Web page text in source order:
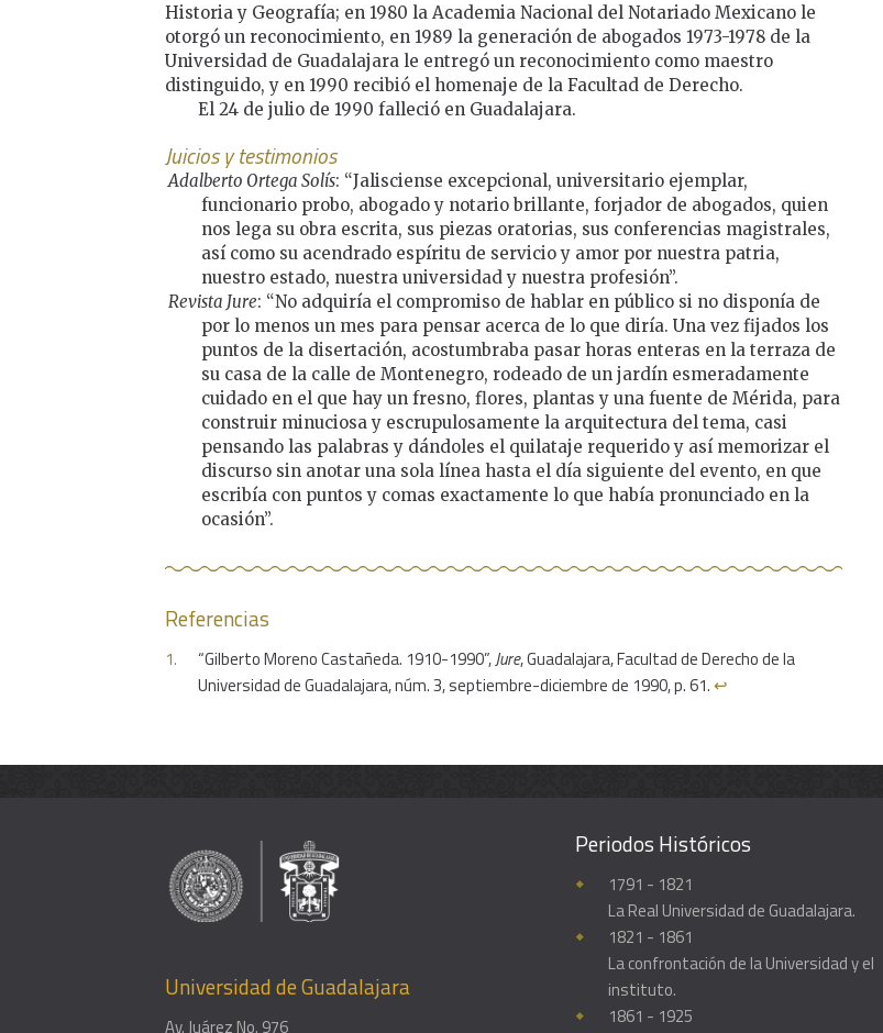
Historia y Geografía; en 1980 la Academia Nacional del Notariado Mexicano le
otorgó un reconocimiento, en 1989 la generación de abogados 1973-1978 de la
Universidad de Guadalajara le entregó un reconocimiento como maestro
distinguido, y en 1990 recibió el homenaje de la Facultad de Derecho.
El 24 de julio de 1990 falleció en Guadalajara.
Juicios y testimonios
Adalberto Ortega Solís: “Jalisciense excepcional, universitario ejemplar,
funcionario probo, abogado y notario brillante, forjador de abogados, quien
nos lega su obra escrita, sus piezas oratorias, sus conferencias magistrales,
así como su acendrado espíritu de servicio y amor por nuestra patria,
nuestro estado, nuestra universidad y nuestra profesión”.
Revista Jure: “No adquiría el compromiso de hablar en público si no disponía de
por lo menos un mes para pensar acerca de lo que diría. Una vez fijados los
puntos de la disertación, acostumbraba pasar horas enteras en la terraza de
su casa de la calle de Montenegro, rodeado de un jardín esmeradamente
cuidado en el que hay un fresno, flores, plantas y una fuente de Mérida, para
construir minuciosa y escrupulosamente la arquitectura del tema, casi
pensando las palabras y dándoles el quilataje requerido y así memorizar el
discurso sin anotar una sola línea hasta el día siguiente del evento, en que
escribía con puntos y comas exactamente lo que había pronunciado en la
ocasión”.
Referencias
“Gilberto Moreno Castañeda. 1910-1990”,Jure, Guadalajara, Facultad de Derecho de la
Universidad de Guadalajara, núm. 3, septiembre-diciembre de 1990, p. 61.↩︎
Enciclopedia histórica y biográfica de la Universidad
Universidad de Guadalajara
Av. Juárez No. 976
Periodos Históricos
1791 - 1821
La Real Universidad de Guadalajara.
1821 - 1861
La confrontación de la Universidad y el
instituto.
1861 - 1925